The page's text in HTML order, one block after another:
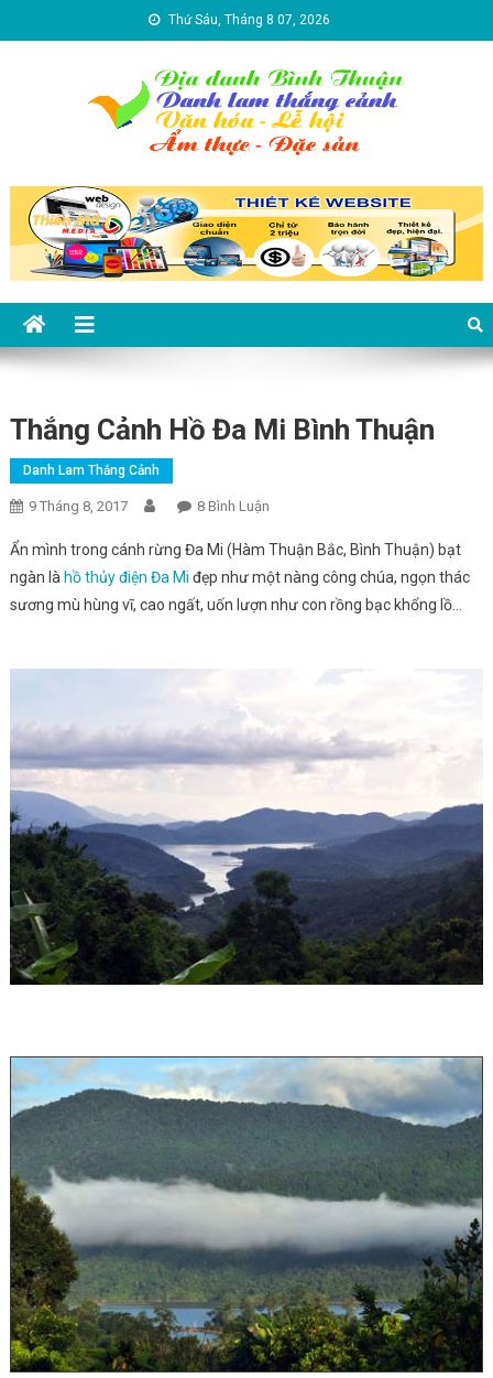
Thứ Sáu, Tháng 8 07, 2026
Địa danh Bình Thuận – Du lịch
Bình Thuận
Thắng Cảnh Hồ Đa Mi Bình Thuận
Danh Lam Thắng Cảnh
9 Tháng 8, 2017 8 Bình Luận
Ẩn mình trong cánh rừng Đa Mi (Hàm Thuận Bắc, Bình Thuận) bạt
ngàn là hồ thủy điện Đa Mi đẹp như một nàng công chúa, ngọn thác
sương mù hùng vĩ, cao ngất, uốn lượn như con rồng bạc khổng lồ…